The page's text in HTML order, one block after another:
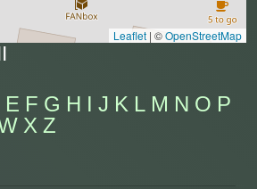
Leaflet | ©OpenStreetMap
E F G H I J K L M N O P
X Z